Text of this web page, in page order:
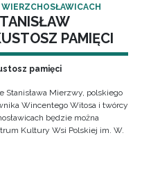
PAMIĘCI
pamięci
Stanisława Mierzwy, polskiego
Wincentego Witosa i twórcy
będzie można
Kultury Wsi Polskiej im. W.